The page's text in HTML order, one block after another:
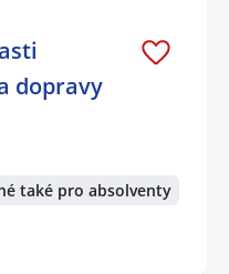
dopravy
také pro absolventy